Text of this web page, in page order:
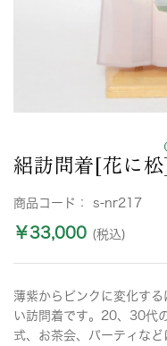
絽訪問着[花に
商品コード： s-nr217
￥33,000 (税込)
薄紫からピンクに変化す
い訪問着です。20、30代
式、お茶会、パーティな